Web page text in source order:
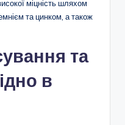
міцність шляхом
та цинком, а також
та
в